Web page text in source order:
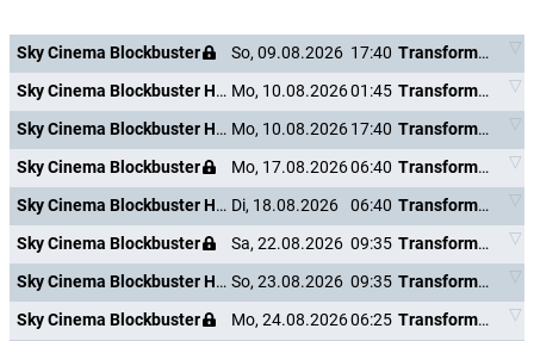
Sky Cinema Blockbuster So, 09.08.2026 17:40
Transformers: The Last Knight
Sky Cinema Blockbuster HD +24 Mo, 10.08.202601:45
Transformers: The Last Knight
Sky Cinema Blockbuster HD +24 Mo, 10.08.202617:40
Transformers: The Last Knight
Sky Cinema Blockbuster
Mo, 17.08.202606:40
Transformers: The Last Knight
Sky Cinema Blockbuster HD +24 Di, 18.08.2026 06:40
Transformers: The Last Knight
Sky Cinema Blockbuster
Sa, 22.08.2026 09:35
Transformers: The Last Knight
Sky Cinema Blockbuster HD +24 So, 23.08.2026 09:35
Transformers: The Last Knight
Sky Cinema Blockbuster
Mo, 24.08.202606:25
Transformers: The Last Knight